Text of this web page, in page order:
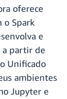
oferece
o Spark
e
a partir de
Unificado
ambientes
Jupyter e